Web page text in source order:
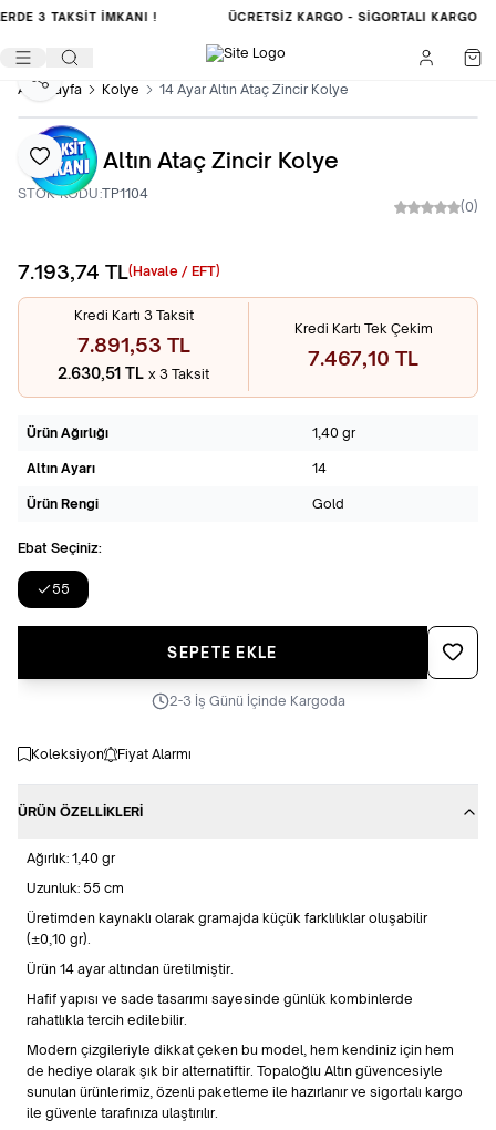
3 TAKSİT İMKANI ! ÜCRETSIZ KARGO - SIGORTALI KARGO
Ana Sayfa Kolye 14 Ayar Altın Ataç Zincir Kolye
Favoriye Ekle
Paylaş
14 Ayar Altın Ataç Zincir Kolye
STOK KODU:TP1104
(0)
7.193,74 TL(Havale / EFT)
Kredi Kartı 3 Taksit
7.891,53 TL
2.630,51 TL x 3 Taksit
Kredi Kartı Tek Çekim
7.467,10 TL
Ürün Ağırlığı 1,40 gr
Altın Ayarı 14
Ürün Rengi Gold
Ebat Seçiniz:
55
SEPETE EKLE
2-3 İş Günü İçinde Kargoda
Koleksiyon Fiyat Alarmı
ÜRÜN ÖZELLIKLERI
Ağırlık: 1,40 gr
Uzunluk: 55 cm
Üretimden kaynaklı olarak gramajda küçük farklılıklar oluşabilir
(±0,10 gr).
Ürün 14 ayar altından üretilmiştir.
Hafif yapısı ve sade tasarımı sayesinde günlük kombinlerde
rahatlıkla tercih edilebilir.
Modern çizgileriyle dikkat çeken bu model, hem kendiniz için hem
de hediye olarak şık bir alternatiftir. Topaloğlu Altın güvencesiyle
sunulan ürünlerimiz, özenli paketleme ile hazırlanır ve sigortalı kargo
ile güvenle tarafınıza ulaştırılır.